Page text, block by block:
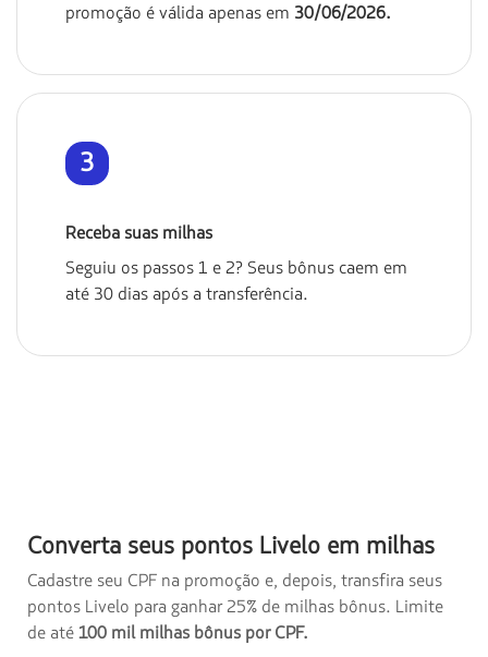
promoção é válida apenas em 30/06/2026.
3
Receba suas milhas
Seguiu os passos 1 e 2? Seus bônus caem em
até 30 dias após a transferência.
Converta seus pontos Livelo em milhas
Cadastre seu CPF na promoção e, depois, transfira seus
pontos Livelo para ganhar 25% de milhas bônus. Limite
de até100 mil milhas bônus por CPF.